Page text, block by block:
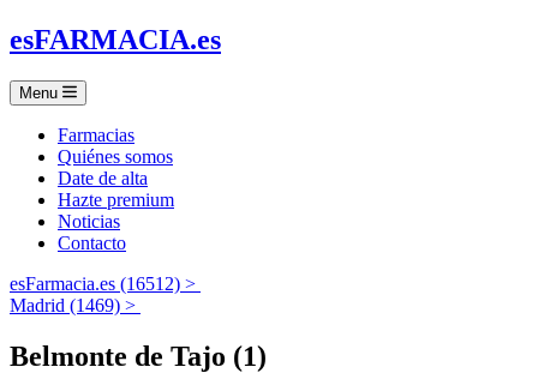
esFARMACIA.es
Menu
Farmacias
Quiénes somos
Date de alta
Hazte premium
Noticias
Contacto
esFarmacia.es (16512) >
Madrid (1469) >
Belmonte de Tajo (1)